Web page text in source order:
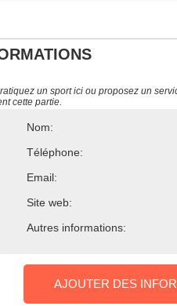
un sport ici ou proposez un
cette partie.
Nom:
Téléphone:
Email:
Site web:
Autres informations:
AJOUTER DES